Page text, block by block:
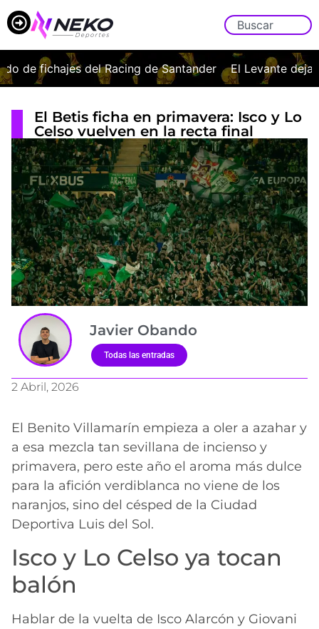
de fichajes del Racing de Santander El Levante deja
El Betis ficha en primavera: Isco y Lo
Celso vuelven en la recta final
Javier Obando
Todas las entradas
2 Abril, 2026
El Benito Villamarín empieza a oler a azahar y
a esa mezcla tan sevillana de incienso y
primavera, pero este año el aroma más dulce
para la afición verdiblanca no viene de los
naranjos, sino del césped de la Ciudad
Deportiva Luis del Sol.
Isco y Lo Celso ya tocan
balón
Hablar de la vuelta de Isco Alarcón y Giovani